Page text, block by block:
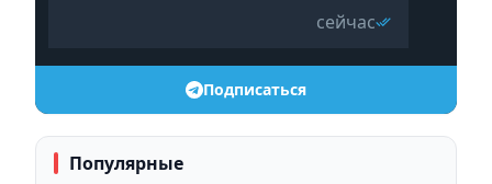
сейчас
Подписаться
Популярные